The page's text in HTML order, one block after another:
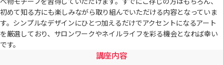
初めて知る方にも楽しみながら取り組んでいただける内容となっていま
す。シンプルなデザインにひとつ加えるだけでアクセントになるアート
を厳選しており、サロンワークやネイルライフを彩る機会となれば幸い
です。
講座内容